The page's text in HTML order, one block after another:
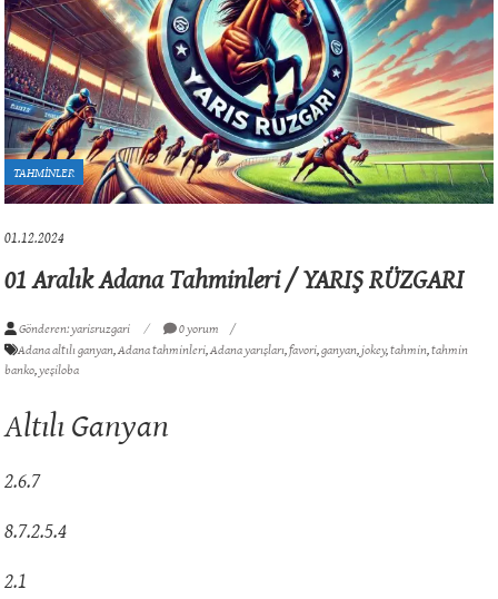
TAHMİNLER
01.12.2024
01 Aralık Adana Tahminleri / YARIŞ RÜZGARI
Gönderen: yarisruzgari
0 yorum
Adana altılı ganyan,Adana tahminleri,Adana yarışları,favori,ganyan,jokey,tahmin,tahmin
banko,yeşiloba
Altılı Ganyan
2.6.7
8.7.2.5.4
2.1